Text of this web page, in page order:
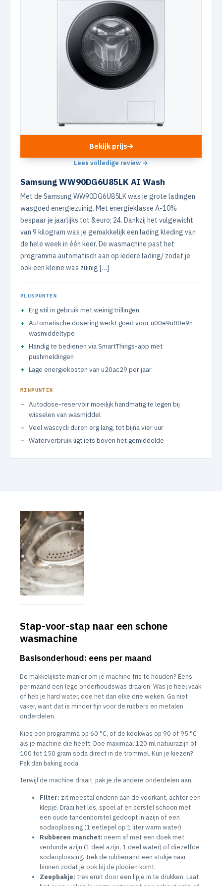
Bekijk prijs
Lees volledige review →
Samsung WW90DG6U85LK AI Wash
Met de Samsung WW90DG6U85LK was je grote ladingen
wasgoed energiezuinig. Met energieklasse A-10%
bespaar je jaarlijks tot &euro; 24. Dankzij het vulgewicht
van 9 kilogram was je gemakkelijk een lading kleding van
de hele week in één keer. De wasmachine past het
programma automatisch aan op iedere lading/ zodat je
ook een kleine was zuinig […]
PLUSPUNTEN
Erg stil in gebruik met weinig trillingen
Automatische dosering werkt goed voor u00e9u00e9n
wasmiddeltype
Handig te bedienen via SmartThings-app met
pushmeldingen
Lage energiekosten van u20ac29 per jaar
MINPUNTEN
Autodose-reservoir moeilijk handmatig te legen bij
wisselen van wasmiddel
Veel wascycli duren erg lang, tot bijna vier uur
Waterverbruik ligt iets boven het gemiddelde
Stap-voor-stap naar een schone
wasmachine
Basisonderhoud: eens per maand
De makkelijkste manier om je machine fris te houden? Eens
per maand een lege onderhoudswas draaien. Was je heel vaak
of heb je hard water, doe het dan elke drie weken. Ga niet
vaker, want dat is minder fijn voor de rubbers en metalen
onderdelen.
Kies een programma op 60 °C, of de kookwas op 90 of 95 °C
als je machine die heeft. Doe maximaal 120 ml natuurazijn of
100 tot 150 gram soda direct in de trommel. Kun je kiezen?
Pak dan baking soda.
Terwijl de machine draait, pak je de andere onderdelen aan.
Filter: zit meestal onderin aan de voorkant, achter een
klepje. Draai het los, spoel af en borstel schoon met
een oude tandenborstel gedoopt in azijn of een
sodaoplossing (1 eetlepel op 1 liter warm water).
Rubberen manchet: neem af met een doek met
verdunde azijn (1 deel azijn, 1 deel water) of diezelfde
sodaoplossing. Trek de rubberrand een stukje naar
binnen zodat je ook bij de plooien komt.
Zeepbakje: trek eruit door een lipje in te drukken. Laat